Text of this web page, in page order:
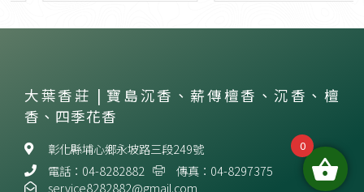
大葉香莊 | 寶島沉香、薪傳檀香、沉香、檀
香、四季花香
彰化縣埔心鄉永坡路三段249號
電話：04-8282882
傳真：04-8297375
service8282882@gmail.com
0